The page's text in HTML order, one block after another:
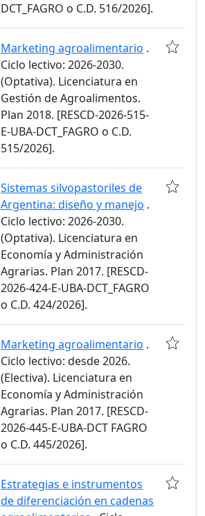
DCT_FAGRO o C.D. 516/2026].
Marketing agroalimentario .
Ciclo lectivo: 2026-2030.
(Optativa). Licenciatura en
Gestión de Agroalimentos.
Plan 2018. [RESCD-2026-515-
E-UBA-DCT_FAGRO o C.D.
515/2026].
Sistemas silvopastoriles de
Argentina: diseño y manejo .
Ciclo lectivo: 2026-2030.
(Optativa). Licenciatura en
Economía y Administración
Agrarias. Plan 2017. [RESCD-
2026-424-E-UBA-DCT_FAGRO
o C.D. 424/2026].
Marketing agroalimentario .
Ciclo lectivo: desde 2026.
(Electiva). Licenciatura en
Economía y Administración
Agrarias. Plan 2017. [RESCD-
2026-445-E-UBA-DCT FAGRO
o C.D. 445/2026].
Estrategias e instrumentos
de diferenciación en cadenas